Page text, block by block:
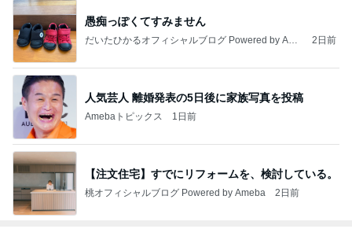
愚痴っぽくてすみません
だいたひかるオフィシャルブログ Powered by Ame
2日前
人気芸人 離婚発表の5日後に家族写真を投稿
Amebaトピックス 1日前
【注文住宅】すでにリフォームを、検討している。
桃オフィシャルブログ Powered by Ameba 2日前